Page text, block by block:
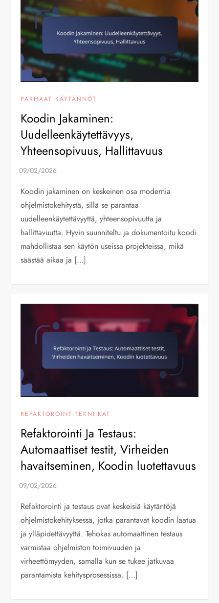
PARHAAT KÄYTÄNNÖT
Koodin Jakaminen:
Uudelleenkäytettävyys,
Yhteensopivuus, Hallittavuus
Koodin jakaminen on keskeinen osa modernia
ohjelmistokehitystä, sillä se parantaa
uudelleenkäytettävyyttä, yhteensopivuutta ja
hallittavuutta. Hyvin suunniteltu ja dokumentoitu koodi
mahdollistaa sen käytön useissa projekteissa, mikä
säästää aikaa ja […]
REFAKTOROINTITEKNIIKAT
Refaktorointi Ja Testaus:
Automaattiset testit, Virheiden
havaitseminen, Koodin luotettavuus
Refaktorointi ja testaus ovat keskeisiä käytäntöjä
ohjelmistokehityksessä, jotka parantavat koodin laatua
ja ylläpidettävyyttä. Tehokas automaattinen testaus
varmistaa ohjelmiston toimivuuden ja
virheettömyyden, samalla kun se tukee jatkuvaa
parantamista kehitysprosessissa. […]